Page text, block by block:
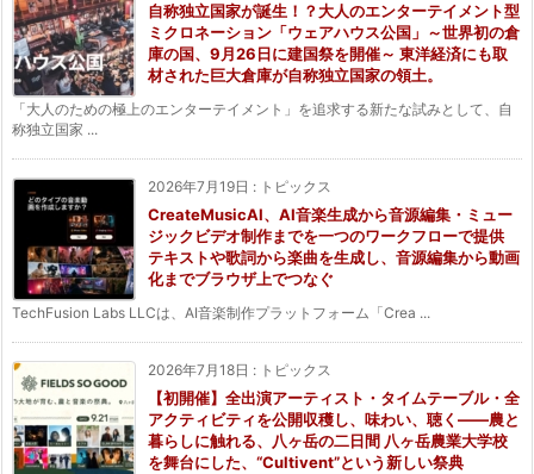
自称独立国家が誕生！？大人のエンターテイメント型
ミクロネーション「ウェアハウス公国」～世界初の倉
庫の国、9月26日に建国祭を開催～ 東洋経済にも取
材された巨大倉庫が自称独立国家の領土。
「大人のための極上のエンターテイメント」を追求する新たな試みとして、自
称独立国家 ...
2026年7月19日 : トピックス
CreateMusicAI、AI音楽生成から音源編集・ミュー
ジックビデオ制作までを一つのワークフローで提供
テキストや歌詞から楽曲を生成し、音源編集から動画
化までブラウザ上でつなぐ
TechFusion Labs LLCは、AI音楽制作プラットフォーム「Crea ...
2026年7月18日 : トピックス
【初開催】全出演アーティスト・タイムテーブル・全
アクティビティを公開収穫し、味わい、聴く——農と
暮らしに触れる、八ヶ岳の二日間 八ヶ岳農業大学校
を舞台にした、“Cultivent”という新しい祭典